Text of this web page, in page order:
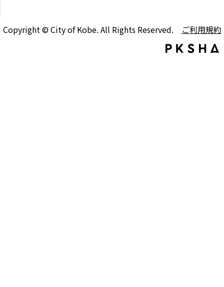
Copyright © City of Kobe. All Rights Reserved. ご利用規約